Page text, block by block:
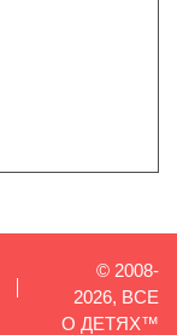
© 2008-
2026, ВСЕ
О ДЕТЯХ™